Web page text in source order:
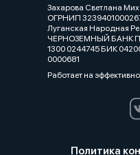
Захарова Светлана
ОГРНИП
Луганская Народная
ЧЕРНОЗЕМНЫЙ БАНК
1300 0244745 БИК
0000681
Работает на
Политика